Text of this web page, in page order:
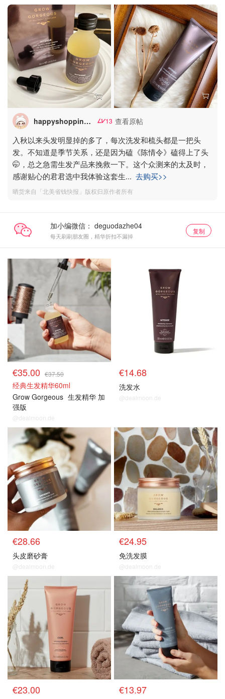
happyshopping2 13 查看原帖
入秋以来头发明显掉的多了，每次洗发和梳头都是一把头
发。不知道是季节关系，还是因为磕《陈情令》磕得上了头
🤭，总之急需生发产品来挽救一下。这个众测来的太及时，
感谢贴心的君君选中我体验这套生... 去购买>>
晒货来自「北美省钱快报」版权归原作者所有
加小编微信：
每天刷刷朋友圈，精华折扣不漏掉
复制
€35.00 €37.50
经典生发精华60ml
Grow Gorgeous 生发精华 加
强版
@dealmoon.de
€14.68
洗发水
@dealmoon.de
€28.66
头皮磨砂膏
@dealmoon.de
€24.95
免洗发膜
@dealmoon.de
€23.00 €13.97